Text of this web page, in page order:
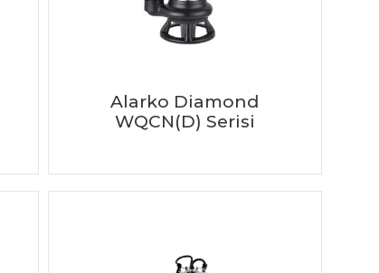
Alarko Diamond
WQCN(D) Serisi